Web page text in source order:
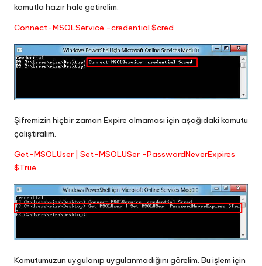
komutla hazır hale getirelim.
Connect-MSOLService -credential $cred
Şifremizin hiçbir zaman Expire olmaması için aşağıdaki komutu
çalıştıralım.
Get-MSOLUser | Set-MSOLUSer -PasswordNeverExpires
$True
Komutumuzun uygulanıp uygulanmadığını görelim. Bu işlem için